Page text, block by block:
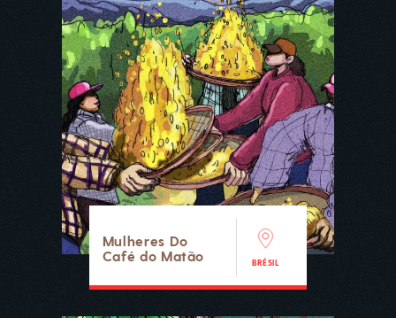
Mulheres Do
Café do Matão
BRÉSIL